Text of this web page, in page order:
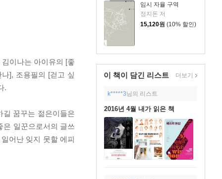
임시 자율 구역
정지돈 저
15,120원 (10% 할인)
이 책이 담긴 리스트 더보기
k*****3님의 리스트
2016년 4월 내가 읽은 책
이나는 아이유의 [좋
], 조용필의 [걷고 싶
.
꿈꾸는 젊은이들은
은 일꾼으로서의 글쓰
어난 잊지 못할 에피